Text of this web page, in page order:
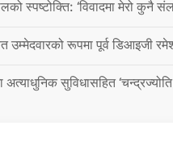
स्पष्टोक्ति: ‘विवादमा मेरो कुनै
उम्मेदवारको रूपमा पूर्व डिआइजी
अत्याधुनिक सुविधासहित